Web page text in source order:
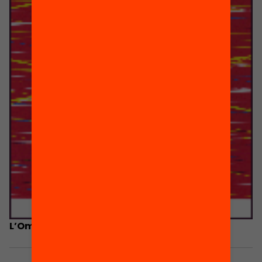
L’Omar i l’Aixa